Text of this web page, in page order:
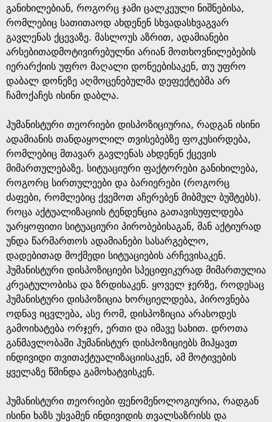
განიხილებიან, როგორც ჯამი ცალკეული ნიშნებისა,
რომლებიც სათითაოდ ახდენენ სხვადასხვაგვარ
გავლენას ქცევაზე. მასლოუს აზრით, ადამიანები
არსებითადმოტივირებულნი არიან მოთხოვნილებების
იერარქიის უფრო მაღალი დონეებისაკენ, თუ უფრო
დაბალ დონეზე აღმოცენებულმა დეფექტებმა არ
ჩამოქაჩეს ისინი დაბლა.
ჰუმანისტური თეორიები დისპოზიციურია, რადგან ისინი
ადამიანის თანდაყოლილ თვისებებზე ფოკუსირდება,
რომლებიც მთავარ გავლენას ახდენენ ქცევის
მიმართულებაზე. სიტუაციური ფაქტორები განიხილება,
როგორც სირთულეები და ბარიერები (როგორც
ძაფები, რომლებიც ქვემოთ აჩერებენ მიბმულ ბუშტებს).
როცა აქტუალიზაციის ტენდენცია გათავისუფლდება
უარყოფითი სიტუაციური პირობებისაგან, მან აქტიურად
უნდა წარმართოს ადამიანები სასარგებლო,
დადებითად მოქმედი სიტუაციების არჩევისაკენ.
ჰუმანისტური დისპოზიციები სპეციფიკურად მიმართულია
კრეატულობისა და ზრდისაკენ. ყოველ ჯერზე, როდესაც
ჰუმანისტური დისპოზიცია ხორციელდება, პიროვნება
ოდნავ იცვლება, ასე რომ, დისპოზიცია არასოდეს
გამოიხატება ორჯერ, ერთი და იმავე სახით. დროთა
განმავლობაში ჰუმანისტურ დისპოზიციებს მიჰყავთ
ინდივიდი თვითაქტუალიზაციისაკენ, ამ მოტივების
ყველაზე წმინდა გამოხატვისკენ.
ჰუმანისტური თეორიები ფენომენოლოგიურია, რადგან
ისინი ხაზს უსვამენ ინდივიდის თვალსაზრისს და